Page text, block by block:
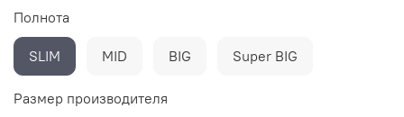
Полнота
SLIM MID BIG Super BIG
Размер производителя